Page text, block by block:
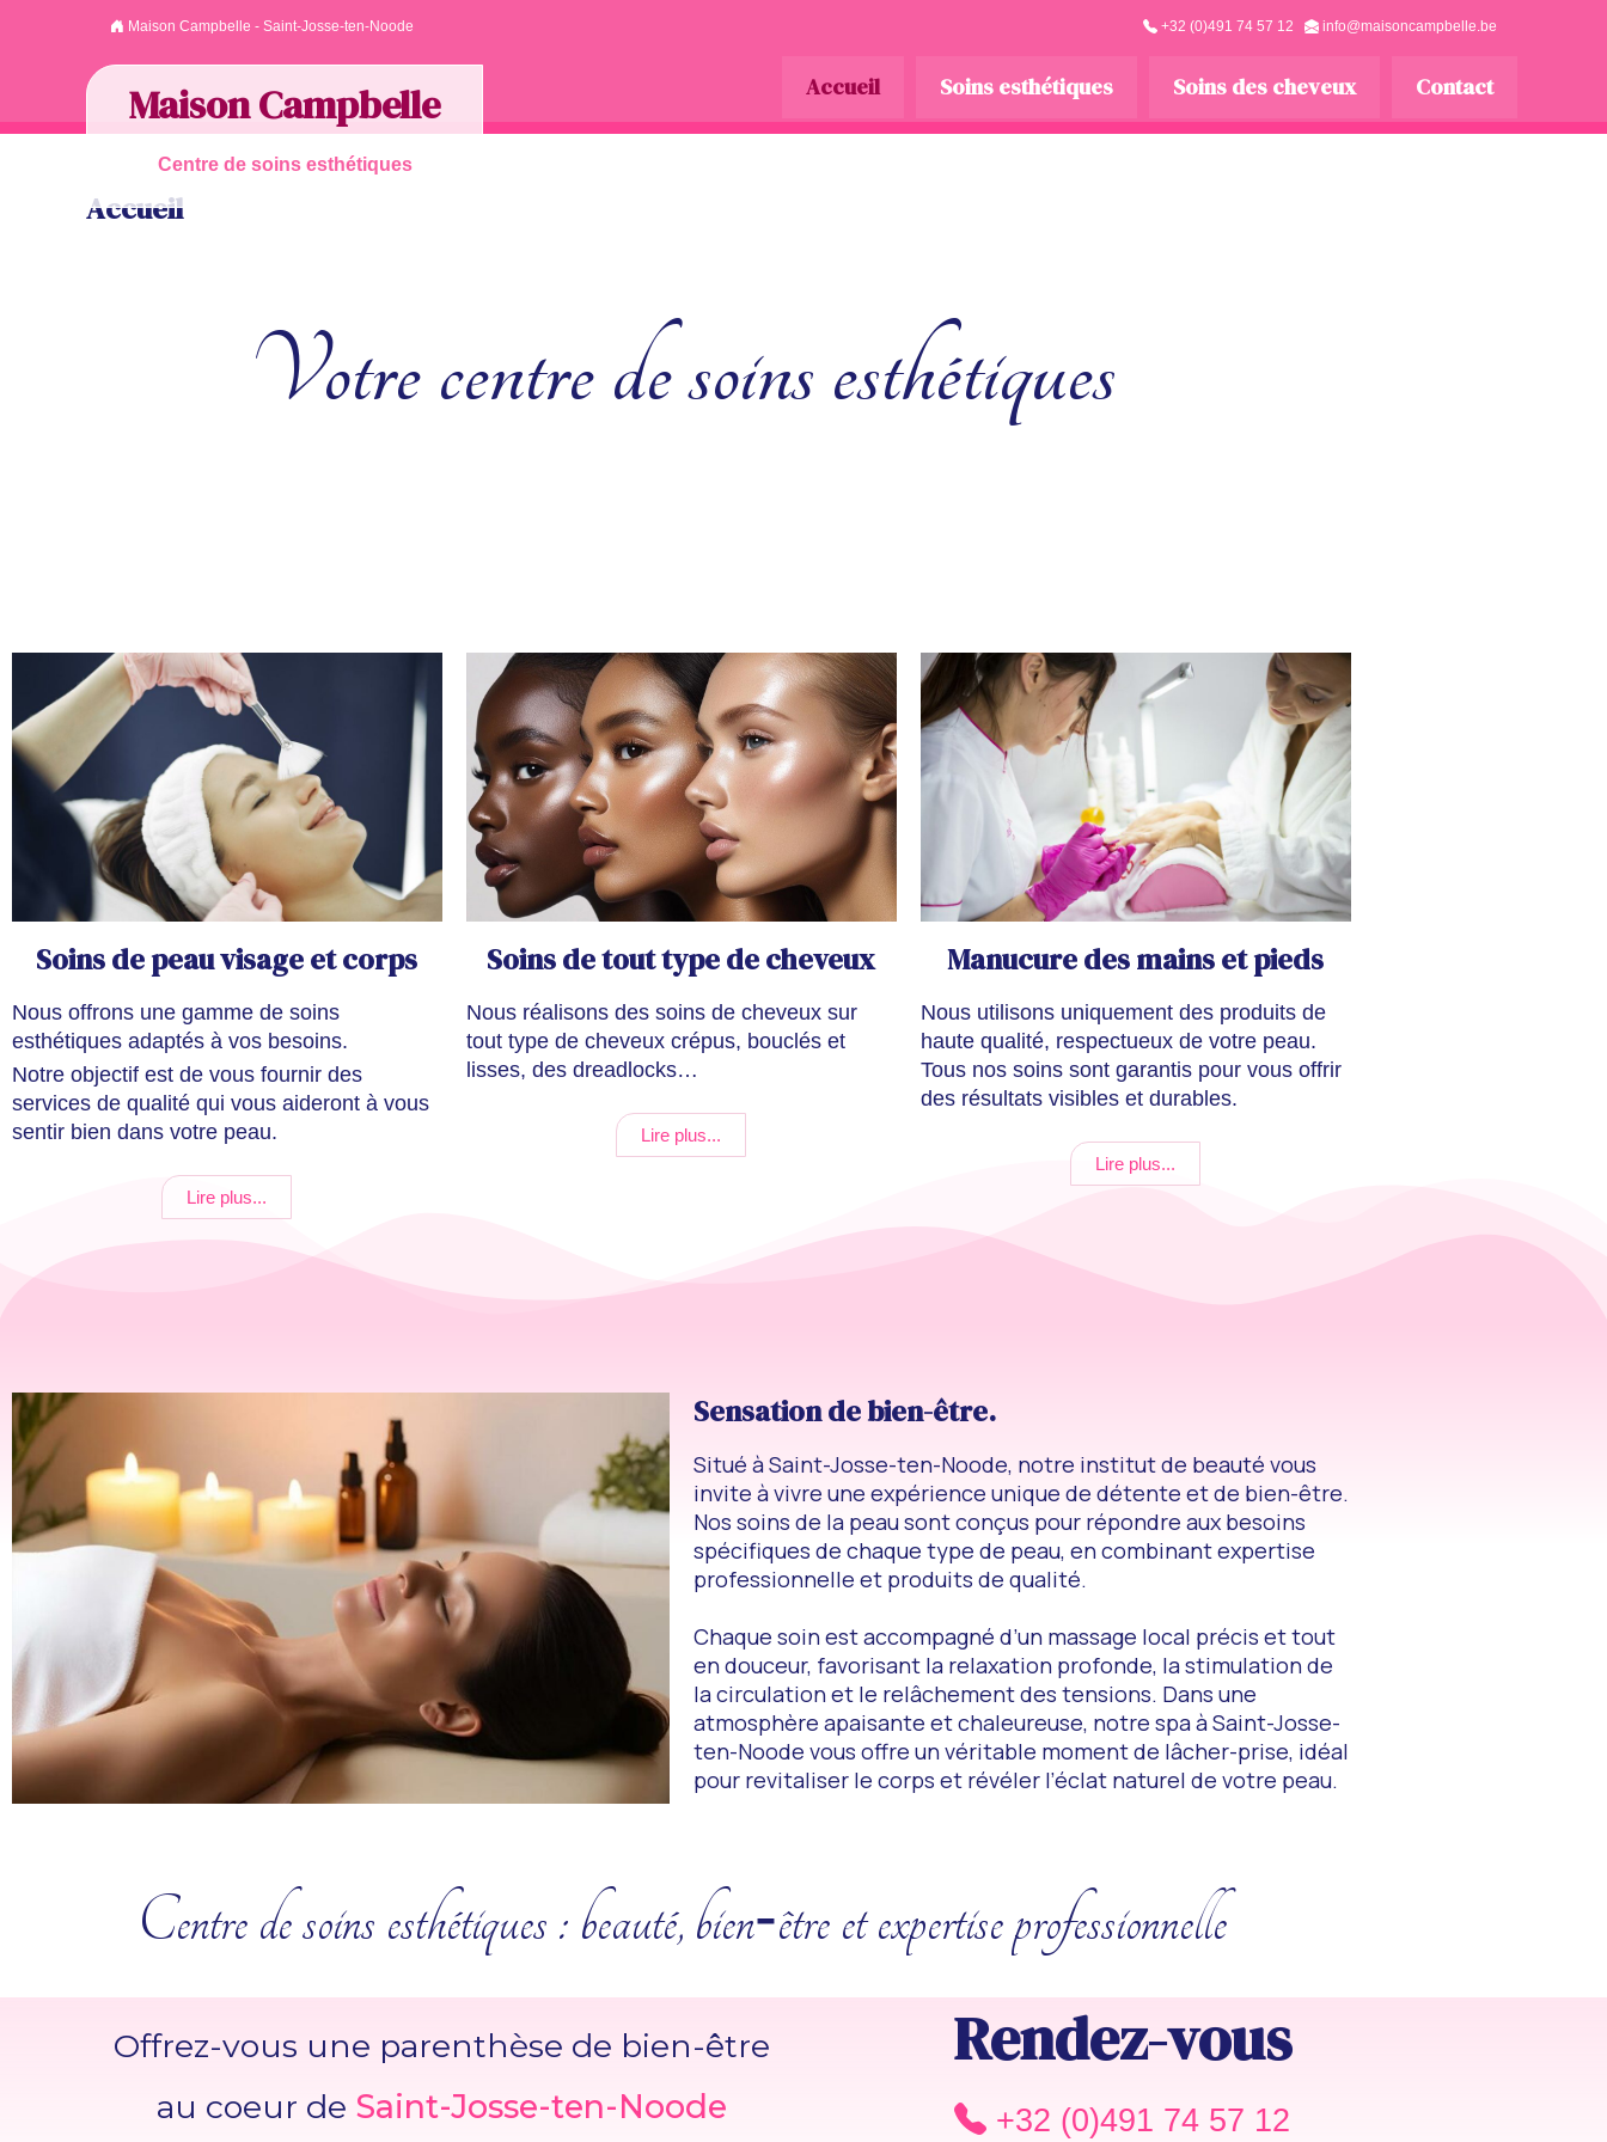
Maison Campbelle - Saint-Josse-ten-Noode +32 (0)491 74 57 12 info@maisoncampbelle.be
Maison Campbelle
Centre de soins esthétiques
Accueil Soins esthétiques Soins des cheveux Contact
Accueil
Votre centre de soins esthétiques
Soins de peau visage et corps
Nous offrons une gamme de soins
esthétiques adaptés à vos besoins.
Notre objectif est de vous fournir des
services de qualité qui vous aideront à vous
sentir bien dans votre peau.
Lire plus...
Soins de tout type de cheveux
Nous réalisons des soins de cheveux sur
tout type de cheveux crépus, bouclés et
lisses, des dreadlocks…
Lire plus...
Manucure des mains et pieds
Nous utilisons uniquement des produits de
haute qualité, respectueux de votre peau.
Tous nos soins sont garantis pour vous offrir
des résultats visibles et durables.
Lire plus...
Sensation de bien-être.
Situé à Saint-Josse-ten-Noode, notre institut de beauté vous
invite à vivre une expérience unique de détente et de bien-être.
Nos soins de la peau sont conçus pour répondre aux besoins
spécifiques de chaque type de peau, en combinant expertise
professionnelle et produits de qualité.
Chaque soin est accompagné d’un massage local précis et tout
en douceur, favorisant la relaxation profonde, la stimulation de
la circulation et le relâchement des tensions. Dans une
atmosphère apaisante et chaleureuse, notre spa à Saint-Josse-
ten-Noode vous offre un véritable moment de lâcher-prise, idéal
pour revitaliser le corps et révéler l’éclat naturel de votre peau.
Centre de soins esthétiques : beauté, bien‑être et expertise professionnelle
Offrez-vous une parenthèse de bien-être
au coeur de Saint-Josse-ten-Noode
Rendez-vous
+32 (0)491 74 57 12